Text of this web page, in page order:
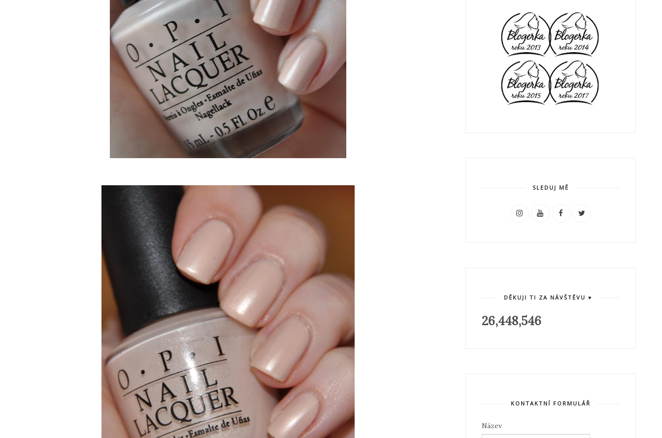
SLEDUJ MĚ
DĚKUJI TI ZA NÁVŠTĚVU ♥
26,448,546
KONTAKTNÍ FORMULÁŘ
Název